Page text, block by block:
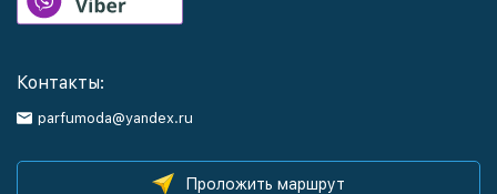
Контакты:
parfumoda@yandex.ru
Проложить маршрут